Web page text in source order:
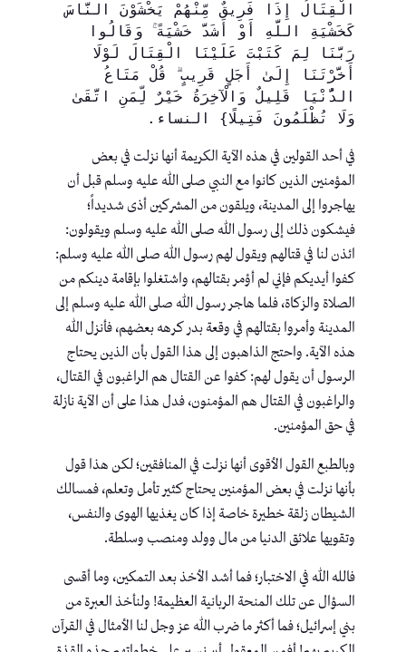
الْقِتَالُ إِذَا فَرِيقٌ مِّنْهُمْ يَخْشَوْنَ النَّاسَ
وَلَا تُظْلَمُونَ فَتِيلًا} النساء.
في أحد القولين في هذه الآية الكريمة أنها نزلت في بعض
المؤمنين الذين كانوا مع النبي صلى الله عليه وسلم قبل أن
يهاجروا إلى المدينة، ويلقون من المشركين أذى شديداً؛
فيشكون ذلك إلى رسول الله صلى الله عليه وسلم ويقولون:
ائذن لنا في قتالهم ويقول لهم رسول الله صلى الله عليه وسلم:
كفوا أيديكم فإني لم أؤمر بقتالهم، واشتغلوا بإقامة دينكم من
الصلاة والزكاة، فلما هاجر رسول الله صلى الله عليه وسلم إلى
المدينة وأمروا بقتالهم في وقعة بدر كرهه بعضهم، فأنزل الله
هذه الآية. واحتج الذاهبون إلى هذا القول بأن الذين يحتاج
الرسول أن يقول لهم: كفوا عن القتال هم الراغبون في القتال،
والراغبون في القتال هم المؤمنون، فدل هذا على أن الآية نازلة
في حق المؤمنين.
وبالطبع القول الأقوى أنها نزلت في المنافقين؛ لكن هذا قول
بأنها نزلت في بعض المؤمنين يحتاج كثير تأمل وتعلم، فمسالك
الشيطان زلقة خطيرة خاصة إذا كان يغذيها الهوى والنفس،
وتقويها علائق الدنيا من مال وولد ومنصب وسلطة.
فالله الله في الاختبار؛ فما أشد الأخذ بعد التمكين، وما أقسى
السؤال عن تلك المنحة الربانية العظيمة! ولنأخذ العبرة من
بني إسرائيل؛ فما أكثر ما ضرب الله عز وجل لنا الأمثال في القرآن